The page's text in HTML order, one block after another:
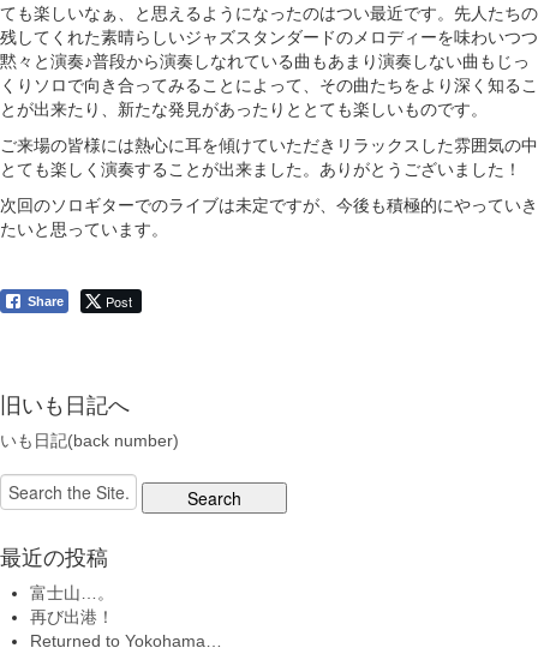
ても楽しいなぁ、と思えるようになったのはつい最近です。先人たちの
残してくれた素晴らしいジャズスタンダードのメロディーを味わいつつ
黙々と演奏♪普段から演奏しなれている曲もあまり演奏しない曲もじっ
くりソロで向き合ってみることによって、その曲たちをより深く知るこ
とが出来たり、新たな発見があったりととても楽しいものです。
ご来場の皆様には熱心に耳を傾けていただきリラックスした雰囲気の中
とても楽しく演奏することが出来ました。ありがとうございました！
次回のソロギターでのライブは未定ですが、今後も積極的にやっていき
たいと思っています。
Share Post
旧いも日記へ
いも日記(back number)
Search
for:
最近の投稿
富士山…。
再び出港！
Returned to Yokohama…